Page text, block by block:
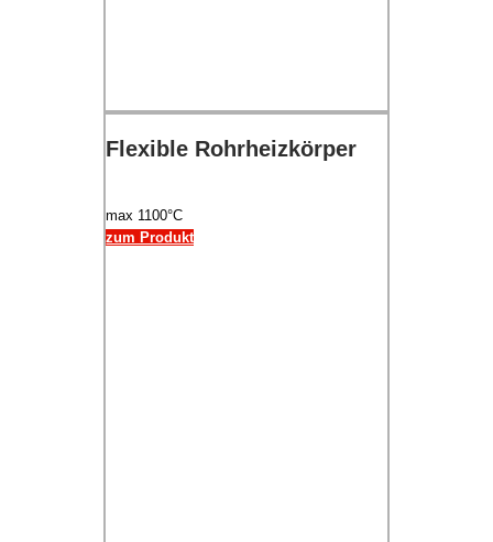
Flexible Rohrheizkörper
max 1100°C
zum Produkt